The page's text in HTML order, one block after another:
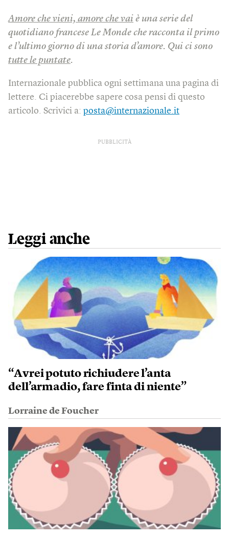
Amore che vieni, amore che vai è una serie del
quotidiano francese Le Monde che racconta il primo
e l’ultimo giorno di una storia d’amore. Qui ci sono
tutte le puntate.
Internazionale pubblica ogni settimana una pagina di
lettere. Ci piacerebbe sapere cosa pensi di questo
articolo. Scrivici a: posta@internazionale.it
PUBBLICITÀ
Leggi anche
“Avrei potuto richiudere l’anta
dell’armadio, fare finta di niente”
Lorraine de Foucher